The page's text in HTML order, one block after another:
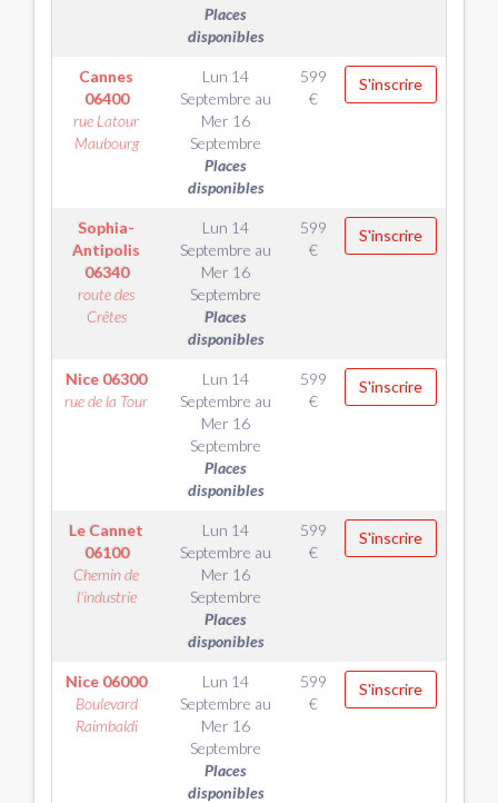
Places
disponibles
Cannes
06400
rue Latour
Maubourg
Lun 14
Septembre au
Mer 16
Septembre
Places
disponibles
599
€
S'inscrire
Sophia-
Antipolis
06340
route des
Crêtes
Lun 14
Septembre au
Mer 16
Septembre
Places
disponibles
599
€
S'inscrire
Nice 06300
rue de la Tour
Lun 14
Septembre au
Mer 16
Septembre
Places
disponibles
599
€
S'inscrire
Le Cannet
06100
Chemin de
l'industrie
Lun 14
Septembre au
Mer 16
Septembre
Places
disponibles
599
€
S'inscrire
Nice 06000
Boulevard
Raimbaldi
Lun 14
Septembre au
Mer 16
Septembre
Places
disponibles
599
€
S'inscrire